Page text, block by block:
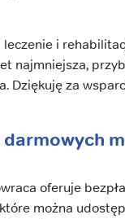
leczenie i
najmniejsza,
Dziękuję za
darmowych
oferuje
można